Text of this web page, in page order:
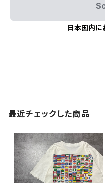
日本国内に
最近チェックした商品